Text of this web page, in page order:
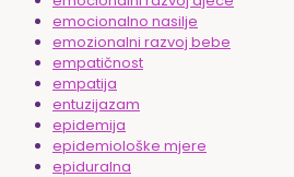
emocionalno nasilje
emozionalni razvoj bebe
empatičnost
empatija
entuzijazam
epidemija
epidemiološke mjere
epiduralna